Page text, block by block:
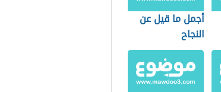
أجمل ما قيل عن
النجاح